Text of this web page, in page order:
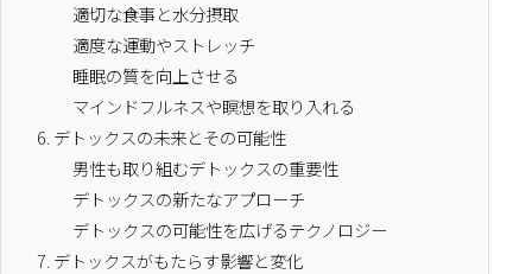
適切な食事と水分摂取
適度な運動やストレッチ
睡眠の質を向上させる
マインドフルネスや瞑想を取り入れる
6. デトックスの未来とその可能性
男性も取り組むデトックスの重要性
デトックスの新たなアプローチ
デトックスの可能性を広げるテクノロジー
7. デトックスがもたらす影響と変化